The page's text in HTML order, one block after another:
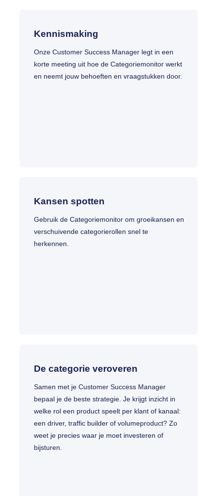
Kennismaking
Onze Customer Success Manager legt in een
korte meeting uit hoe de Categoriemonitor werkt
en neemt jouw behoeften en vraagstukken door.
Kansen spotten
Gebruik de Categoriemonitor om groeikansen en
verschuivende categorierollen snel te
herkennen.
De categorie veroveren
Samen met je Customer Success Manager
bepaal je de beste strategie. Je krijgt inzicht in
welke rol een product speelt per klant of kanaal:
een driver, traffic builder of volumeproduct? Zo
weet je precies waar je moet investeren of
bijsturen.